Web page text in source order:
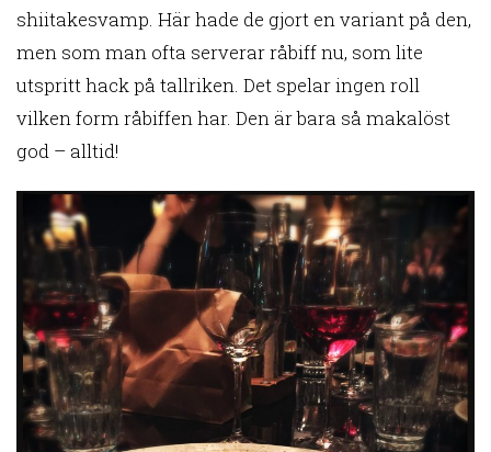
shiitakesvamp. Här hade de gjort en variant på den,
men som man ofta serverar råbiff nu, som lite
utspritt hack på tallriken. Det spelar ingen roll
vilken form råbiffen har. Den är bara så makalöst
god – alltid!